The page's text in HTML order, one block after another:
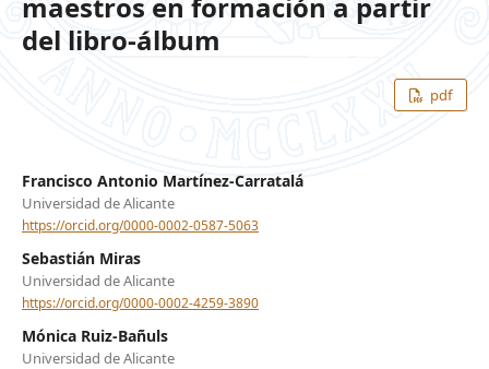
del libro-álbum
pdf
Francisco Antonio Martínez-Carratalá
Universidad de Alicante
https://orcid.org/0000-0002-0587-5063
Sebastián Miras
Universidad de Alicante
https://orcid.org/0000-0002-4259-3890
Mónica Ruiz-Bañuls
Universidad de Alicante